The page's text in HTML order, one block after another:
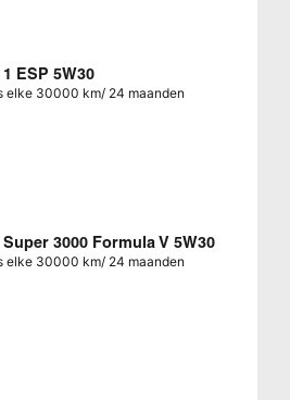
ESP 5W30
elke 30000 km/ 24 maanden
3000 Formula V 5W30
elke 30000 km/ 24 maanden